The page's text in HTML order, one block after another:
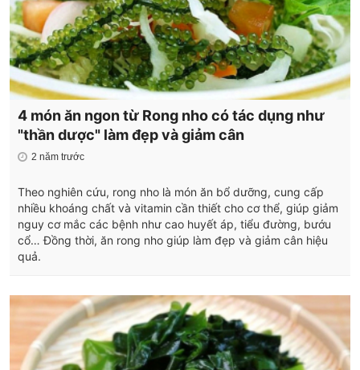
4 món ăn ngon từ Rong nho có tác dụng như
"thần dược" làm đẹp và giảm cân
2 năm trước
Theo nghiên cứu, rong nho là món ăn bổ dưỡng, cung cấp
nhiều khoáng chất và vitamin cần thiết cho cơ thể, giúp giảm
nguy cơ mắc các bệnh như cao huyết áp, tiểu đường, bướu
cổ… Đồng thời, ăn rong nho giúp làm đẹp và giảm cân hiệu
quả.